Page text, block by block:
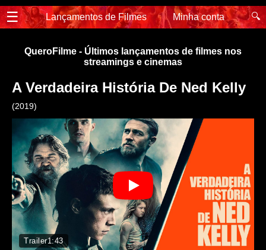
☰ Lançamentos de Filmes Minha conta 🔍
QueroFilme - Últimos lançamentos de filmes nos
streamings e cinemas
A Verdadeira História De Ned Kelly
(2019)
Trailer1:43